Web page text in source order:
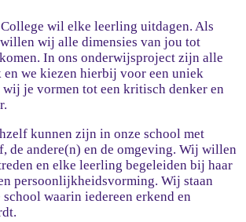
wil elke leerling uitdagen. Als
wij alle dimensies van jou tot
In ons onderwijsproject zijn alle
we kiezen hierbij voor een uniek
je vormen tot een kritisch denker en
kunnen zijn in onze school met
de andere(n) en de omgeving. Wij willen
en elke leerling begeleiden bij haar
persoonlijkheidsvorming. Wij staan
waarin iedereen erkend en